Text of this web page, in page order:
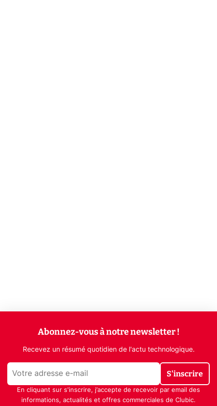
Abonnez-vous à notre newsletter !
Recevez un résumé quotidien de l'actu technologique.
S'inscrire
En cliquant sur s'inscrire, j’accepte de recevoir par email des
informations, actualités et offres commerciales de Clubic.